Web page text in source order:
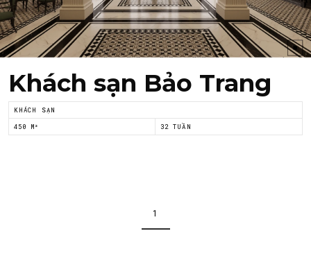
Khách sạn Bảo Trang
KHÁCH SẠN
450 M² 32 TUẦN
1